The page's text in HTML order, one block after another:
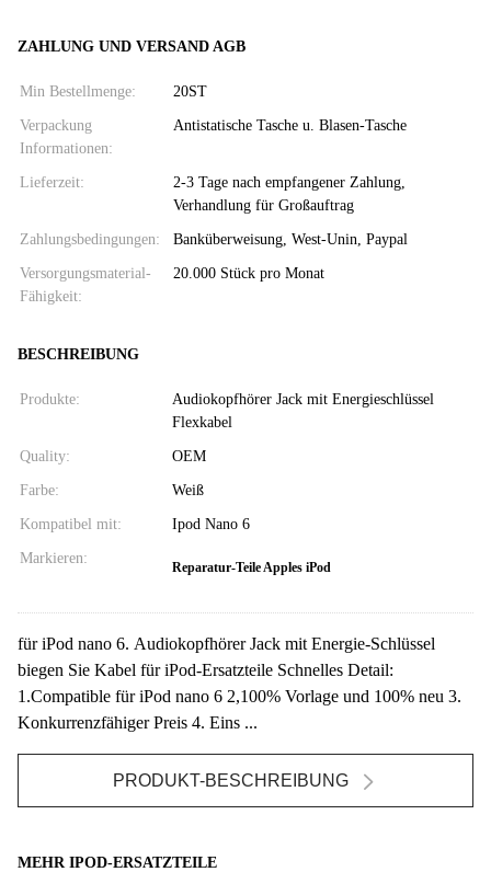
ZAHLUNG UND VERSAND AGB
Min Bestellmenge: 20ST
Verpackung
Informationen:
Antistatische Tasche u. Blasen-Tasche
Lieferzeit:
2-3 Tage nach empfangener Zahlung,
Verhandlung für Großauftrag
Zahlungsbedingungen: Banküberweisung, West-Unin, Paypal
Versorgungsmaterial-
Fähigkeit:
20.000 Stück pro Monat
BESCHREIBUNG
Produkte:
Audiokopfhörer Jack mit Energieschlüssel
Flexkabel
Quality: OEM
Farbe: Weiß
Kompatibel mit: Ipod Nano 6
Markieren:
Reparatur-Teile Apples iPod
für iPod nano 6. Audiokopfhörer Jack mit Energie-Schlüssel
biegen Sie Kabel für iPod-Ersatzteile Schnelles Detail:
1.Compatible für iPod nano 6 2,100% Vorlage und 100% neu 3.
Konkurrenzfähiger Preis 4. Eins ...
PRODUKT-BESCHREIBUNG
MEHR IPOD-ERSATZTEILE